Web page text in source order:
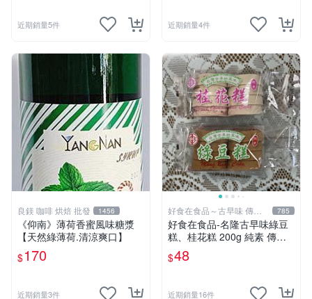
近期銷量5件 近期銷量4件
良鎂 咖啡 烘焙 批發 1456
《仰南》薄荷香蜜風味糖漿
【天然綠薄荷.清涼爽口】
$170
近期銷量3件
好食在食品～古早味 傳統
美食
785
好食在食品-名隆古早味綠豆
糕、桂花糕 200g 純素 傳統
$48
近期銷量16件